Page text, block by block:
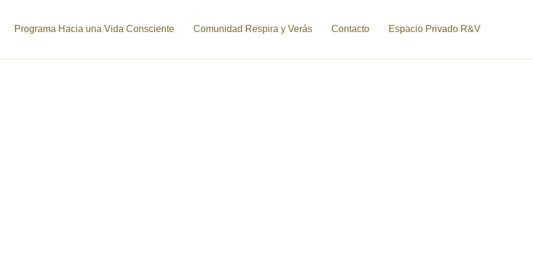
Programa Hacia una Vida Consciente Comunidad Respira y Verás Contacto Espacio Privado R&V